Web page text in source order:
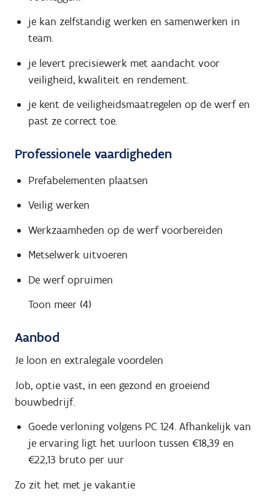
je kan zelfstandig werken en samenwerken in
team.
je levert precisiewerk met aandacht voor
veiligheid, kwaliteit en rendement.
je kent de veiligheidsmaatregelen op de werf en
past ze correct toe.
Professionele vaardigheden
Prefabelementen plaatsen
Veilig werken
Werkzaamheden op de werf voorbereiden
Metselwerk uitvoeren
De werf opruimen
Toon meer (4)
Aanbod
Je loon en extralegale voordelen
Job, optie vast, in een gezond en groeiend
bouwbedrijf.
Goede verloning volgens PC 124. Afhankelijk van
je ervaring ligt het uurloon tussen €18,39 en
€22,13 bruto per uur
Zo zit het met je vakantie